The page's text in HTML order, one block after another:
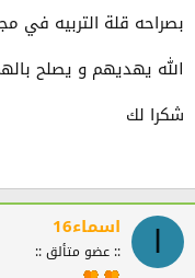
بصراحه قلة التربيه في
الله يهديهم و يصلح
شكرا لك
اسماء16
:: عضو متألق ::